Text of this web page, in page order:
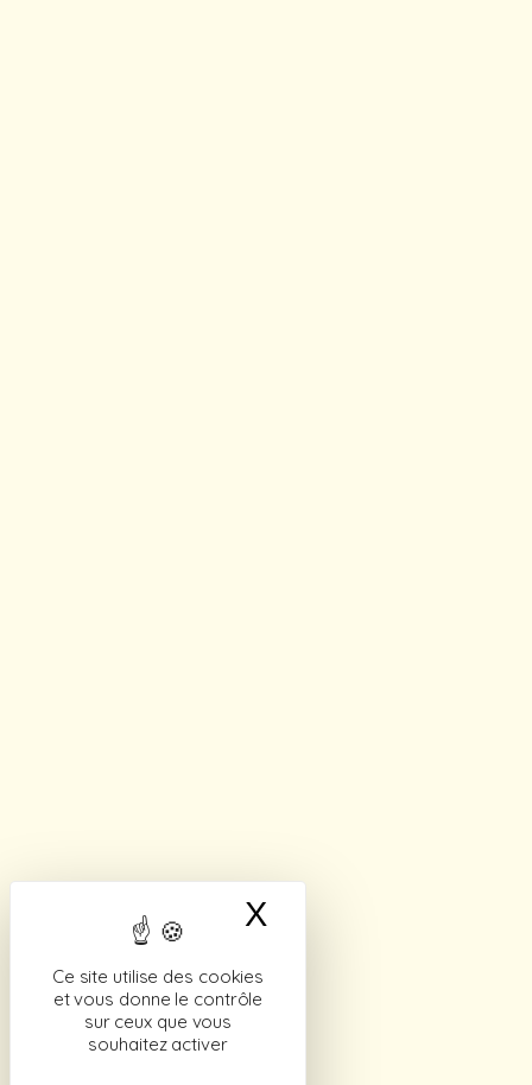
Ce site utilise des cookies
et vous donne le contrôle
sur ceux que vous
souhaitez activer
X